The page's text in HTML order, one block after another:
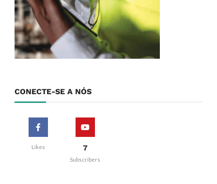
CONECTE-SE A NÓS
Likes 7
Subscribers